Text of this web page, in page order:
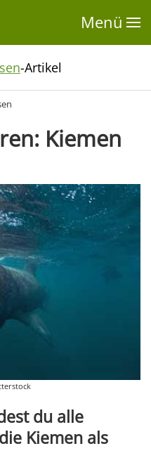
Menü
-Artikel
Kiemen
du alle
Kiemen als